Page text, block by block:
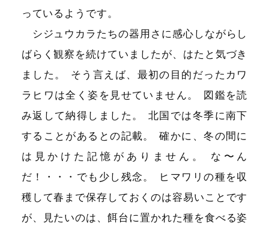
っているようです。
シジュウカラたちの器用さに感心しながらし
ばらく観察を続けていましたが、はたと気づき
ました 。
そう言えば、最初の目的だったカワ
ラヒワは全く姿を見せていません。
図鑑を読
み返して納得しました 。
北国では冬季に南下
することがあるとの記載。
確かに、冬の間に
は見かけた記憶がありません 。
な〜ん
だ！・・・でも少し残念。
ヒマワリの種を収
穫して春まで保存しておくのは容易いことです
が、見たいのは、餌台に置かれた種を食べる姿